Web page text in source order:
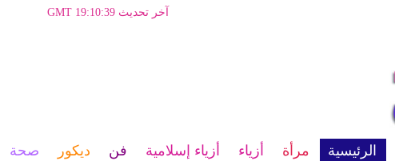
آخر تحديث GMT 19:10:39
الرئيسية مرأة أزياء أزياء إسلامية فن ديكور صحة